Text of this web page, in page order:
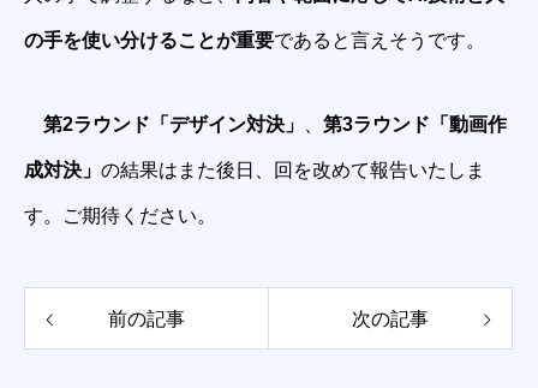
の手を使い分けることが重要であると言えそうです。
第2ラウンド「デザイン対決」 第3ラウンド「動画作
成対決」 の結果はまた後日、回を改めて報告いたしま
す。ご期待ください。
前の記事 次の記事